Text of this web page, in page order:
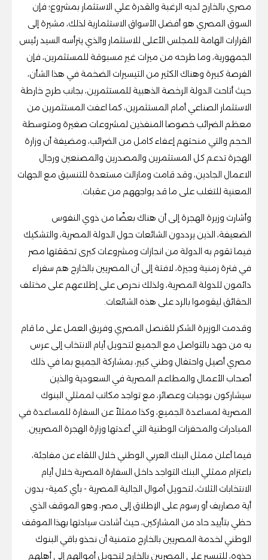
مصري بالخارج لديه الرغبة والقدرة علي الاستثمار بمشروع؛ فإن
السوق المصري هو أفضل الأسواق الاستثمارية لذلك، مشيرة إلى
القرارات الهامة للمجلس الأعلى للاستثمار والذي يترأسه السيد رئيس
الجمهورية، وما طرحه من ميزات غير مسبوقة للمستثمرين، فإن
الفرصة كبيرة وهناك الكثير من التيسيرات الضخمة في هذا الشأن،
حيث أتاحت الدولة الرخصة الذهبية للمستثمرين، بجانب طرح خارطة
الاستثمار الصناعي أمام المستثمرين، كما اعفت المستثمرين من
معظم الضرائب خصوصا المنفذين لمشروعات صغيرة ومتوسطة
الحجم والتي منحتهم إعفاء كامل من الضرائب، ومضيفة أن وزارة
الهجرة تدعم كل المستثمرين والمصدرين والمصنعين ورجال
الاعمال الجادين، وقد قامت ومازالت مستعدة للتنسيق مع الجهات
المعنية للتغلب على ما قد يواجههم من عقبات.
وأشارت وزيرة الهجرة إلى أن هناك بعضًا من ذوي النفوس
الضعيفة، الذين يرددون الشائعات حول الدولة المصرية، والتشكيك
فيما تقوم به الدولة من انجازات ومشروعات كبرى تحققتها مصر
في فترة زمنية وجيزة، لافتة إلى أن المصريين بالخارج هم سفراء
دائمون للدولة المصرية، ولذلك نحرص على إطلاعهم على مختلف
الحقائق ليقوموا بالرد على هذه الشائعات.
وقدمت الوزيرة الشكر للقنصل المصري وفريق العمل على ما قام
به من جهد بالتواصل مع الجميع لتحويل أيام الانتخاب إلى عرس
مصري أصيل واحتفال وطني كبير، بمشاركة الجميع بما في ذلك
أصحاب الأعمال والمطاعم المصرية في السعودية والذين
سيشاركون بوجبات وعصائر، مع تواجد مكاتب لممثلي البنوك
المصرية لمساعدة الجميع، وكذا ممثلاً عن السفارة للمساعدة في
المبادرات والمحفزات الوطنية التي أعدتها وزارة الهجرة المصريين.
فيما أعلن ممثل البنك العربي الوطني خلال اللقاء عن مفاجئة،
باعتزام ممثلي البنك التواجد داخل السفارة المصرية خلال أيام
الانتخابات الثلاث، لتحويل أموال الجالية المصرية - بأي كمية- بدون
أية مصاريف أو رسوم على الإطلاق إلى مصر، وهو الموقف الذي
حظي بتأييد حاد من المشاركين، حيث أشادت سيادتها بهذا الموقف
الوطني لخدمة المصريين بالخارج متمنية أن نحذو باقي البنوك
حذوه، للتيسير على المصريين بالخارج لتحويل أموالهم إلى أهلهم